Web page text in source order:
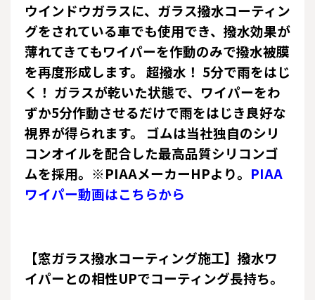
ウインドウガラスに、ガラス撥水コーティン
グをされている車でも使用でき、撥水効果が
薄れてきてもワイパーを作動のみで撥水被膜
を再度形成します。 超撥水！ 5分で雨をはじ
く！ ガラスが乾いた状態で、ワイパーをわ
ずか5分作動させるだけで雨をはじき良好な
視界が得られます。 ゴムは当社独自のシリ
コンオイルを配合した最高品質シリコンゴ
ムを採用。※PIAAメーカーHPより。 PIAA
ワイパー動画はこちらから
【窓ガラス撥水コーティング施工】撥水ワ
イパーとの相性UPでコーティング長持ち。